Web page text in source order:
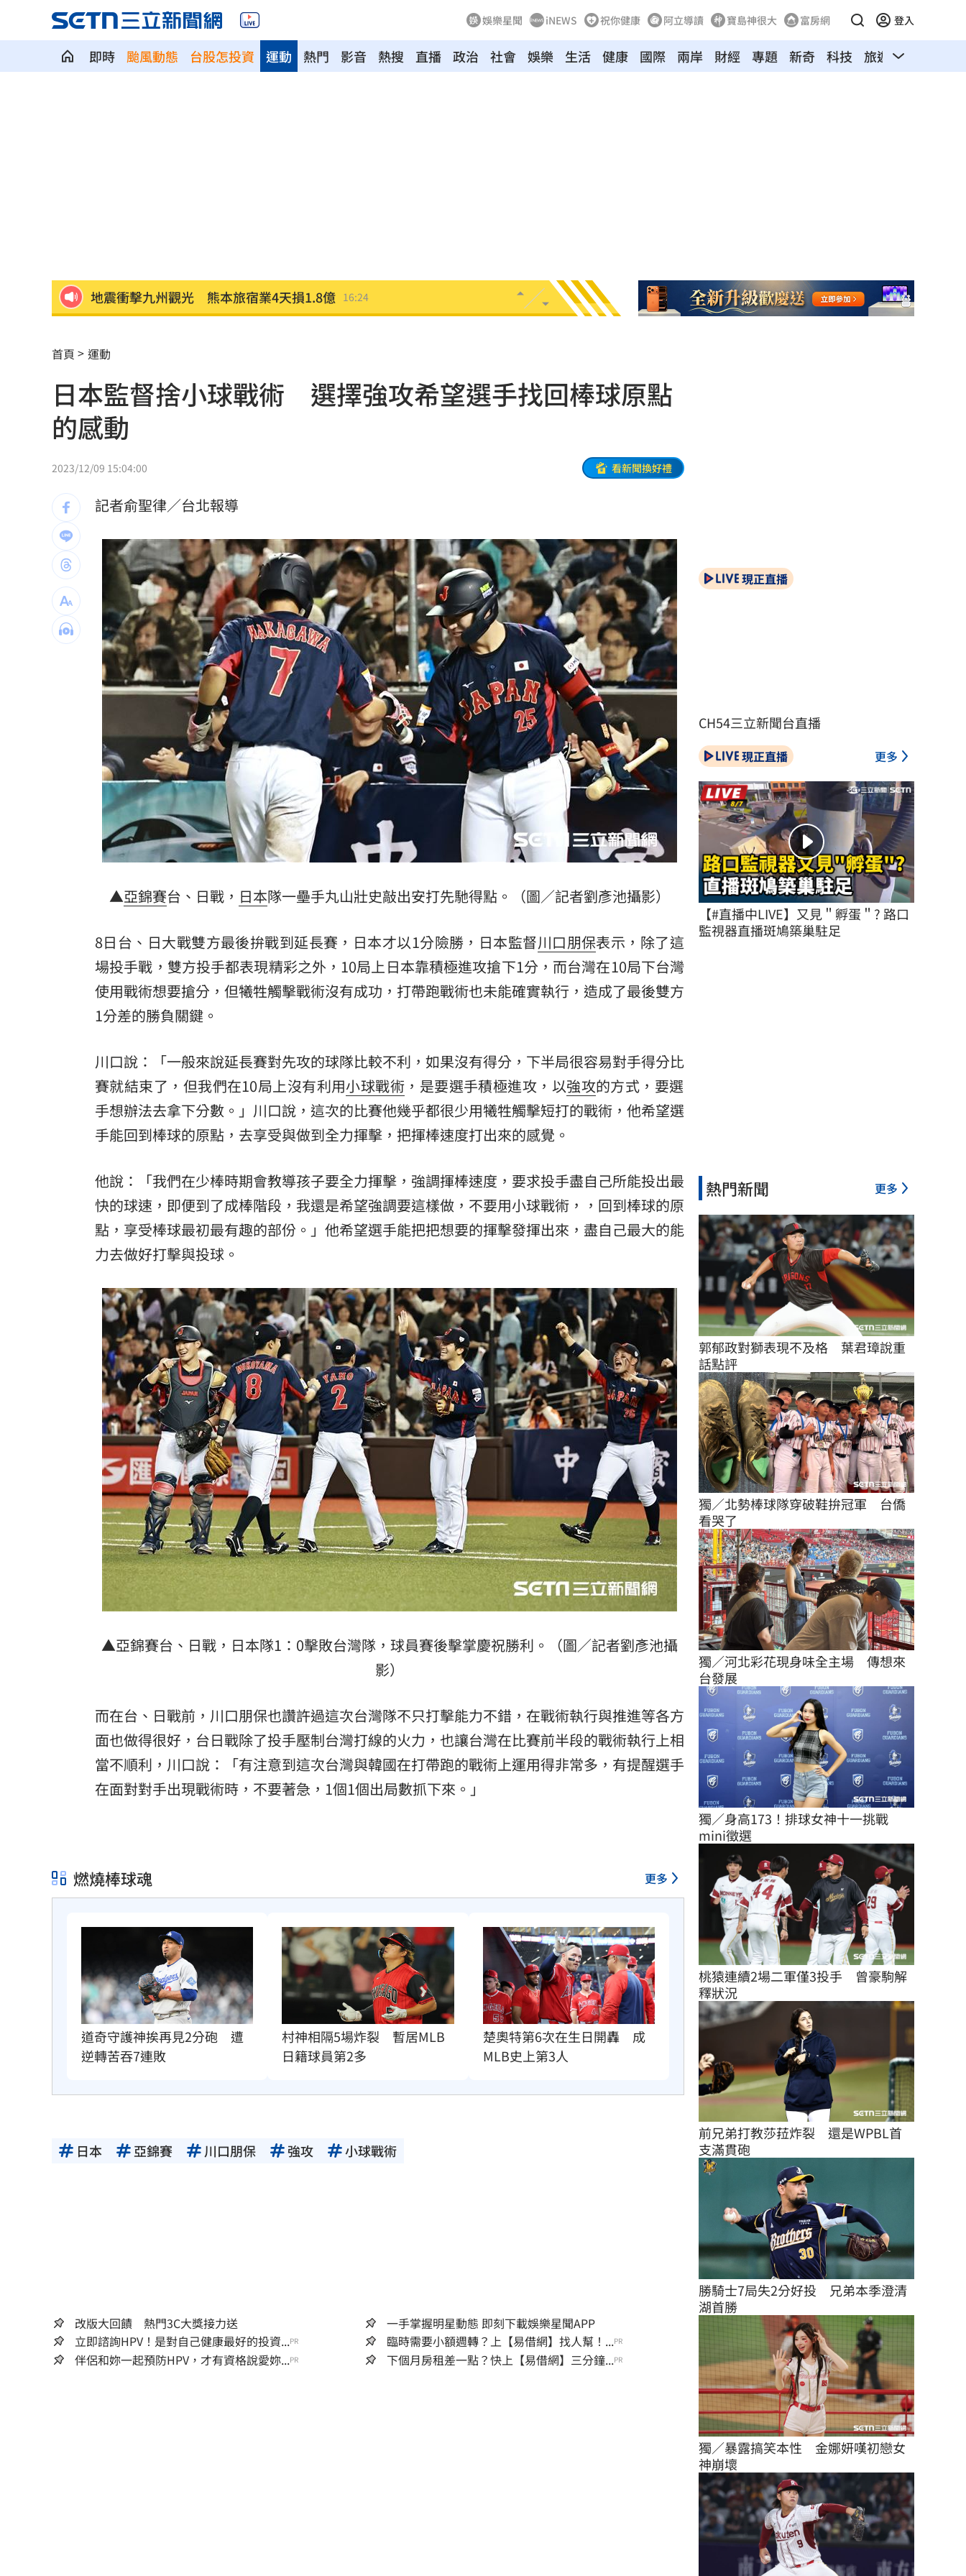
娛樂星聞 iNEWS 祝你健康 阿立導讀 寶島神很大 富房網 登入
即時 颱風動態 台股怎投資 熱門 影音 熱搜 直播 政治 社會 娛樂 生活 健康 國際 兩岸
運動 財經 專題 新奇 科技 旅遊 汽車
新／有望放颱風假?8縣市明達停班停課標準 16:24
憂22歲老牛遭宰 女海陸接力330km送安養 16:15
木木林葦妮26歲生日！許願當「角頭千金」
女攀八大秀失聯 家屬求助：我媽還沒找到
苗可麗配合失智父演戲「一舉動」逼哭網友
他曝秘密會議：蔣萬安早知疫苗採購真相
桃園突然狂風暴雨！ 猿龍戰確定延至10月 16:04
新莊路面破裂成溪流 當地702戶無水可用 16:00
台中男摔死毛孩！嗆動保「埋了」拒交屍體 16:00
白海豚颱風直撲馬祖 ！台電啟動防颱整備 15:57
狄志為揭遺憾 忙接電話錯過父最後一句話 15:57
農水署餐會喊凍蒜？黃世杰競辦反擊藍委 15:54
台灣彩券開獎直播中 20:31
LIVE三立+24小時直播 15:27
三立iNEWS新聞台線上直播 18:00
台彩父親節推新刮刮樂千萬頭獎超「爸」氣 12:00
商場戰國來臨 台中「頂奢大道」逐漸成形 12:00
「拍片人的多重宇宙」職涯論壇9/12登場！
8國球員齊聚高雄 Formosa 7s掀足球熱潮 10:00
理想混蛋號召粉絲跨海追星吃美食！ 18:15
首頁 運動
日本監督捨小球戰術 選擇強攻希望選手找回棒球原點
的感動
2023/12/09 15:04:00 看新聞換好禮
記者俞聖律／台北報導
▲亞錦賽台、日戰， 日本隊一壘手丸山壯史敲出安打先馳得點。（圖／記者劉彥池攝影）
8日台、日大戰雙方最後拚戰到延長賽，日本才以1分險勝，日本監督川口朋保表示，除了這
場投手戰，雙方投手都表現精彩之外，10局上日本靠積極進攻搶下1分，而台灣在10局下台灣
使用戰術想要搶分，但犧牲觸擊戰術沒有成功，打帶跑戰術也未能確實執行，造成了最後雙方
1分差的勝負關鍵。
川口說：「一般來說延長賽對先攻的球隊比較不利，如果沒有得分，下半局很容易對手得分比
賽就結束了，但我們在10局上沒有利用小球戰術 ，是要選手積極進攻，以強攻的方式，要選
手想辦法去拿下分數。」川口說，這次的比賽他幾乎都很少用犧牲觸擊短打的戰術，他希望選
手能回到棒球的原點，去享受與做到全力揮擊，把揮棒速度打出來的感覺。
他說：「我們在少棒時期會教導孩子要全力揮擊，強調揮棒速度，要求投手盡自己所能投出最
快的球速，即便到了成棒階段，我還是希望強調要這樣做，不要用小球戰術，，回到棒球的原
點，享受棒球最初最有趣的部份。」他希望選手能把把想要的揮擊發揮出來，盡自己最大的能
力去做好打擊與投球。
▲亞錦賽台、日戰，日本隊1：0擊敗台灣隊，球員賽後擊掌慶祝勝利。（圖／記者劉彥池攝
影）
而在台、日戰前，川口朋保也讚許過這次台灣隊不只打擊能力不錯，在戰術執行與推進等各方
面也做得很好，台日戰除了投手壓制台灣打線的火力，也讓台灣在比賽前半段的戰術執行上相
當不順利，川口說：「有注意到這次台灣與韓國在打帶跑的戰術上運用得非常多，有提醒選手
在面對對手出現戰術時，不要著急，1個1個出局數抓下來。」
燃燒棒球魂 更多
道奇守護神挨再見2分砲　遭
逆轉苦吞7連敗
村神相隔5場炸裂　暫居MLB
日籍球員第2多
楚奧特第6次在生日開轟　成
MLB史上第3人
日本 亞錦賽 川口朋保 強攻 小球戰術
改版大回饋 熱門3C大獎接力送
一手掌握明星動態 即刻下載娛樂星聞APP
立即諮詢HPV！是對自己健康最好的投資...PR 臨時需要小額週轉？上【易借網】找人幫！...PR
伴侶和妳一起預防HPV，才有資格說愛妳...PR 下個月房租差一點？快上【易借網】三分鐘...PR
現正直播
CH54三立新聞台直播
現正直播 更多
【#直播中LIVE】又見＂孵蛋＂? 路口
監視器直播斑鳩築巢駐足
熱門新聞 更多
郭郁政對獅表現不及格　葉君璋說重
話點評
獨／北勢棒球隊穿破鞋拚冠軍　台僑
看哭了
獨／河北彩花現身味全主場　傳想來
台發展
獨／身高173！排球女神十一挑戰
mini徵選
桃猿連續2場二軍僅3投手　曾豪駒解
釋狀況
前兄弟打教莎菈炸裂　還是WPBL首
支滿貫砲
勝騎士7局失2分好投　兄弟本季澄清
湖首勝
獨／暴露搞笑本性　金娜妍嘆初戀女
神崩壞